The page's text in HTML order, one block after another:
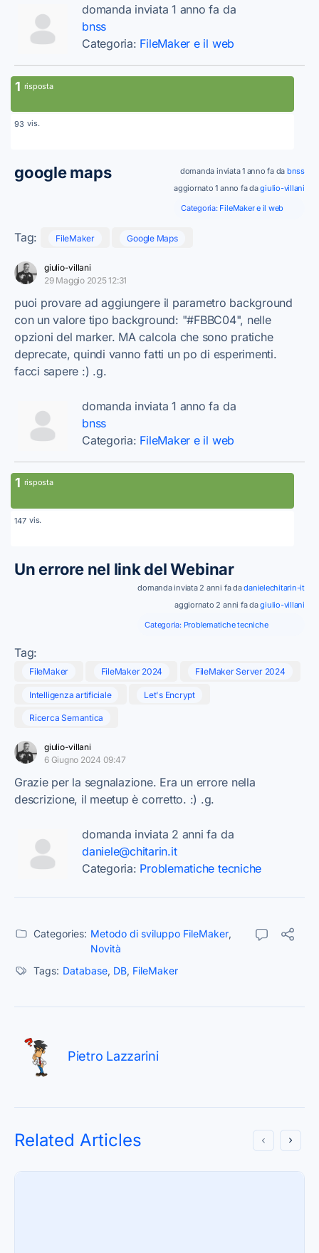
domanda inviata 1 anno fa da
bnss
Categoria: FileMaker e il web
1 risposta
93 vis.
google maps domanda inviata 1 anno fa da bnss
aggiornato 1 anno fa dagiulio-villani
Categoria: FileMaker e il web
Tag: FileMaker Google Maps
giulio-villani
29 Maggio 2025 12:31
puoi provare ad aggiungere il parametro background
con un valore tipo background: "#FBBC04", nelle
opzioni del marker. MA calcola che sono pratiche
deprecate, quindi vanno fatti un po di esperimenti.
facci sapere :) .g.
domanda inviata 1 anno fa da
bnss
Categoria: FileMaker e il web
1 risposta
147 vis.
Un errore nel link del Webinar
domanda inviata 2 anni fa dadanielechitarin-it
aggiornato 2 anni fa dagiulio-villani
Categoria: Problematiche tecniche
Tag:
FileMaker FileMaker 2024 FileMaker Server 2024
Intelligenza artificiale Let's Encrypt
Ricerca Semantica
giulio-villani
6 Giugno 2024 09:47
Grazie per la segnalazione. Era un errore nella
descrizione, il meetup è corretto. :) .g.
domanda inviata 2 anni fa da
daniele@chitarin.it
Categoria: Problematiche tecniche
Categories: Metodo di sviluppo FileMaker,
Novità
Tags: Database, DB, FileMaker
Pietro Lazzarini
Related Articles